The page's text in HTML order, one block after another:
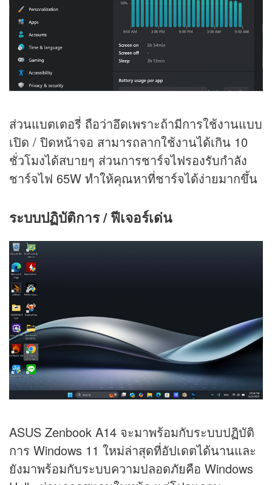
ส่วนแบตเตอรี่ ถือว่าอึดเพราะถ้ามีการใช้งานแบบ
เปิด / ปิดหน้าจอ สามารถลากใช้งานได้เกิน 10
ชั่วโมงได้สบายๆ ส่วนการชาร์จไฟรองรับกำลัง
ชาร์จไฟ 65W ทำให้คุณหาที่ชาร์จได้ง่ายมากขึ้น
ระบบปฏิบัติการ / ฟีเจอร์เด่น
ASUS Zenbook A14 จะมาพร้อมกับระบบปฏิบัติ
การ Windows 11 ใหม่ล่าสุดที่อัปเดตได้นานและ
ยังมาพร้อมกับระบบความปลอดภัยคือ Windows